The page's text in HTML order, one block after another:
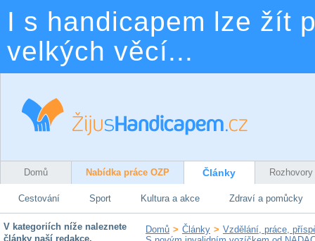
I s handicapem lze žít
velkých věcí...
Domů Nabídka práce OZP Články Rozhovory
Cestování Sport Kultura a akce Zdraví a pomůcky
V kategoriích níže naleznete
články naší redakce.
Domů > Články > Vzdělání, práce,